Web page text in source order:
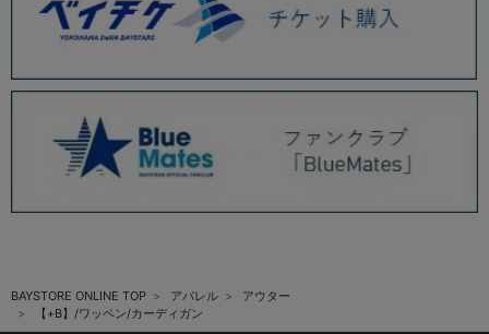
BAYSTORE ONLINE TOP アパレル
アウター
【+B】/ワッペン/カーディガン